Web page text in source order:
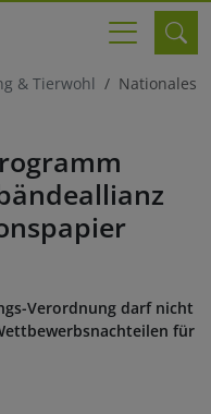
& Tierwohl Nationales
Verordnung darf nicht
für